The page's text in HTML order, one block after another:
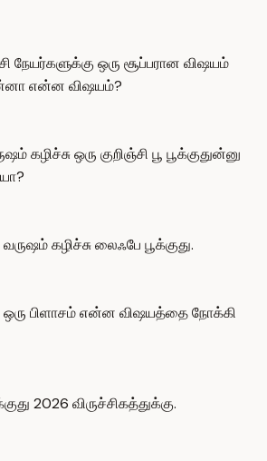
நேயர்களுக்கு ஒரு சூப்பரான விஷயம்
என்ன விஷயம்?
கழிச்சு ஒரு குறிஞ்சி பூ பூக்குதுன்னு
கழிச்சு லைஃபே பூக்குது.
ஒரு பிளாசம் என்ன விஷயத்தை நோக்கி
2026 விருச்சிகத்துக்கு.